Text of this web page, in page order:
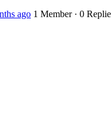
ago 1 Member · 0